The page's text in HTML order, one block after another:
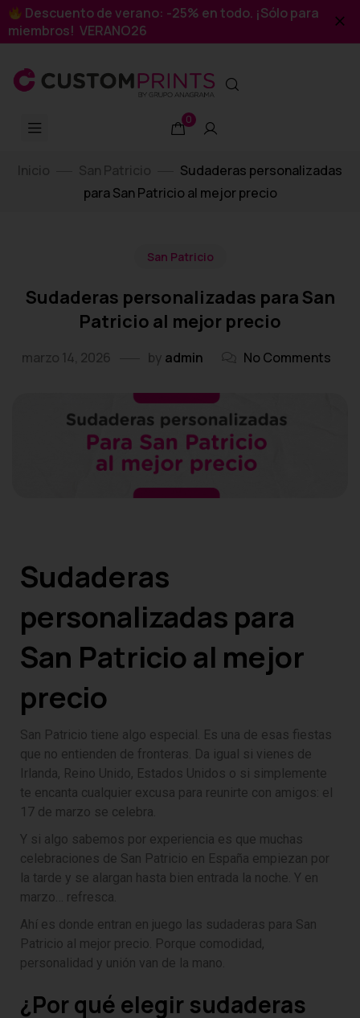
Descuento de verano: -25% en todo. ¡Sólo para
miembros! VERANO26
0
Inicio San Patricio
Sudaderas personalizadas
para San Patricio al mejor precio
San Patricio
Sudaderas personalizadas para San
Patricio al mejor precio
marzo 14, 2026 by admin No Comments
Sudaderas
personalizadas para
San Patricio al mejor
precio
San Patricio tiene algo especial. Es una de esas fiestas
que no entienden de fronteras. Da igual si vienes de
Irlanda, Reino Unido, Estados Unidos o si simplemente
te encanta cualquier excusa para reunirte con amigos: el
17 de marzo se celebra.
Y si algo sabemos por experiencia es que muchas
celebraciones de San Patricio en España empiezan por
la tarde y se alargan hasta bien entrada la noche. Y en
marzo… refresca.
Ahí es donde entran en juego las sudaderas para San
Patricio al mejor precio. Porque comodidad,
personalidad y unión van de la mano.
¿Por qué elegir sudaderas